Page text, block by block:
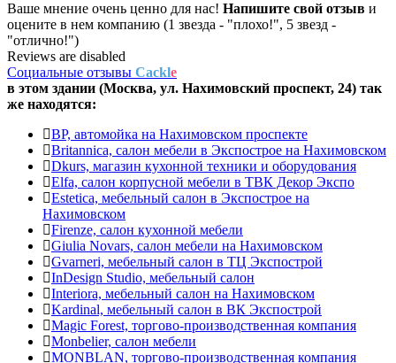
Ваше мнение очень ценно для нас! Напишите свой отзыв и
оцените в нем компанию (1 звезда - "плохо!", 5 звезд -
"отлично!")
Reviews are disabled
Социальные отзывы Cackle
в этом здании (Москва, ул. Нахимовский проспект, 24) так
же находятся:
BP, автомойка на Нахимовском проспекте
Britannica, салон мебели в Экспострое на Нахимовском
Dkurs, магазин кухонной техники и оборудования
Elfa, салон корпусной мебели в ТВК Декор Экспо
Estetica, мебельный салон в Экспострое на
Нахимовском
Firenze, салон кухонной мебели
Giulia Novars, салон мебели на Нахимовском
Gvarneri, мебельный салон в ТЦ Экспострой
InDesign Studio, мебельный салон
Interiora, мебельный салон на Нахимовском
Kardinal, мебельный салон в ВК Экспострой
Magic Forest, торгово-производственная компания
Monbelier, салон мебели
MONBLAN, торгово-производственная компания